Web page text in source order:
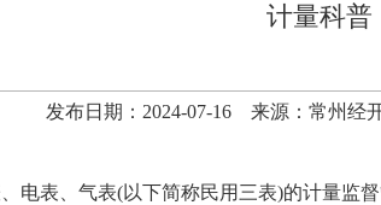
计量科普
发布日期：2024-07-16 来源：常州经
电表、气表(以下简称民用三表)的计量监